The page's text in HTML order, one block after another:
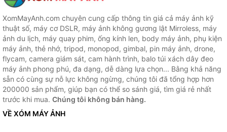
XomMayAnh.com chuyên cung cấp thông tin giá cả máy ảnh kỹ
thuật số, máy cơ DSLR, máy ảnh không gương lật Mirroless, máy
ảnh du lịch, máy quay phim, ống kính len, body máy ảnh, phụ kiện
máy ảnh, thẻ nhớ, tripod, monopod, gimbal, pin máy ảnh, drone,
flycam, camera giám sát, cam hành trình, balo túi xách dây đeo
máy ảnh phong phú, đa dạng, dễ dàng lựa chọn... Bằng khả năng
sẵn có cùng sự nỗ lực không ngừng, chúng tôi đã tổng hợp hơn
200000 sản phẩm, giúp bạn có thể so sánh giá, tìm giá rẻ nhất
trước khi mua. Chúng tôi không bán hàng.
VỀ XÓM MÁY ẢNH